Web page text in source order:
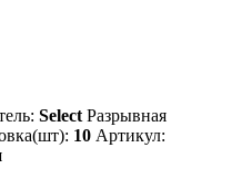
Select Разрывная
10 Артикул: